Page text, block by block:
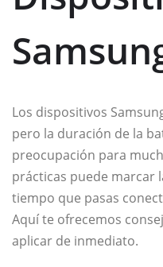
Los dispositivos
pero la duración de la
preocupación para
prácticas puede marcar
tiempo que pasas
Aquí te ofrecemos
aplicar de inmediato.